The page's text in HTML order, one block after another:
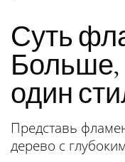
Суть
Больше,
один
Представь
дерево с